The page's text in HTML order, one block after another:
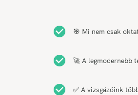
🎯 Mi nem csak
🚀 A legmodernebb
✅ A vizsgázóink